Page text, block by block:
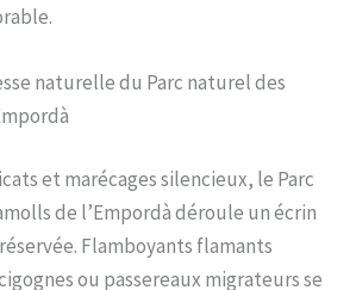
naturelle du Parc naturel des
et marécages silencieux, le Parc
de l’Empordà déroule un écrin
Flamboyants flamants
ou passereaux migrateurs se